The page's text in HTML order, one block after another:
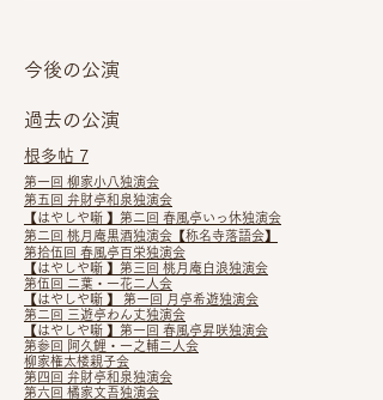
今後の公演
過去の公演
根多帖 7
第一回 柳家小八独演会
第五回 弁財亭和泉独演会
【はやしや噺 】第二回 春風亭いっ休独演会
第二回 桃月庵黒酒独演会【称名寺落語会】
第拾伍回 春風亭百栄独演会
【はやしや噺 】第三回 桃月庵白浪独演会
第伍回 二葉・一花二人会
【はやしや噺 】 第一回 月亭希遊独演会
第二回 三遊亭わん丈独演会
【はやしや噺 】第一回 春風亭昇咲独演会
第参回 阿久鯉・一之輔二人会
柳家権太楼親子会
第四回 弁財亭和泉独演会
第六回 橘家文吾独演会